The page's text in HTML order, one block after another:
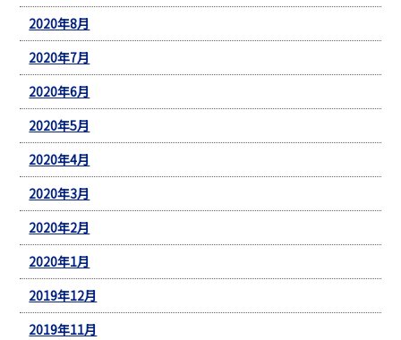
2020年8月
2020年7月
2020年6月
2020年5月
2020年4月
2020年3月
2020年2月
2020年1月
2019年12月
2019年11月